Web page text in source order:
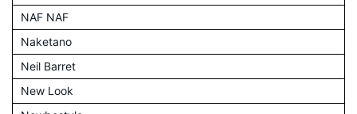
NAF NAF
Naketano
Neil Barret
New Look